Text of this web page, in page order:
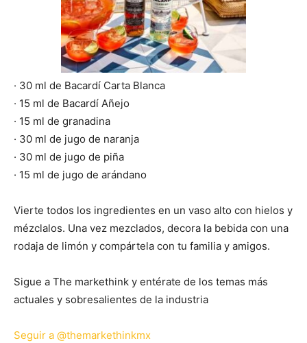
· 30 ml de Bacardí Carta Blanca
· 15 ml de Bacardí Añejo
· 15 ml de granadina
· 30 ml de jugo de naranja
· 30 ml de jugo de piña
· 15 ml de jugo de arándano
Vierte todos los ingredientes en un vaso alto con hielos y
mézclalos. Una vez mezclados, decora la bebida con una
rodaja de limón y compártela con tu familia y amigos.
Sigue a The markethink y entérate de los temas más
actuales y sobresalientes de la industria
Seguir a @themarkethinkmx